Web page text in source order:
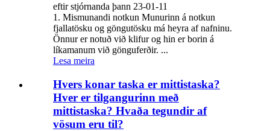
eftir stjórnanda þann 23-01-11
1. Mismunandi notkun Munurinn á notkun
fjallatösku og göngutösku má heyra af nafninu.
Önnur er notuð við klifur og hin er borin á
líkamanum við gönguferðir. ...
Lesa meira
Hvers konar taska er mittistaska?
Hver er tilgangurinn með
mittistaska? Hvaða tegundir af
vösum eru til?